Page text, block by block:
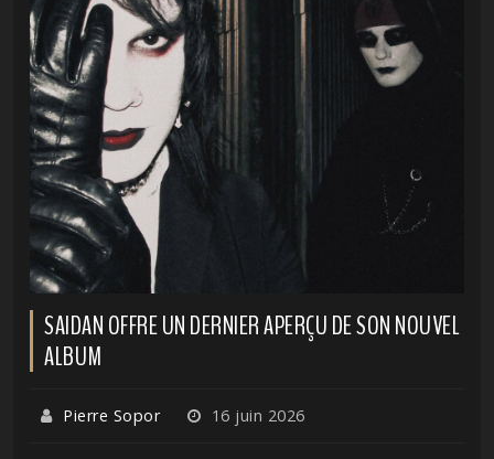
SAIDAN OFFRE UN DERNIER APERÇU DE SON NOUVEL
ALBUM
Pierre Sopor 16 juin 2026